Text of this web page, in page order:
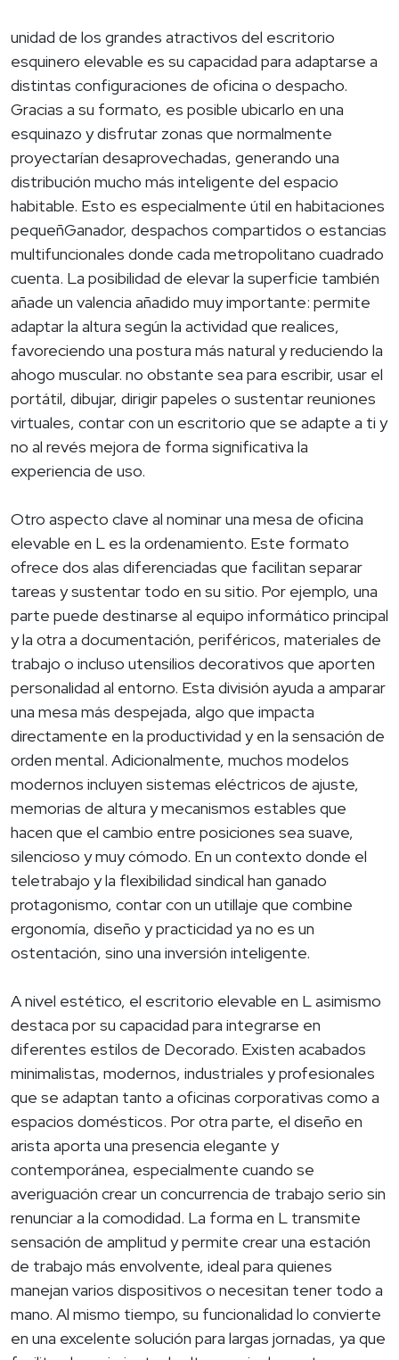
unidad de los grandes atractivos del escritorio
esquinero elevable es su capacidad para adaptarse a
distintas configuraciones de oficina o despacho.
Gracias a su formato, es posible ubicarlo en una
esquinazo y disfrutar zonas que normalmente
proyectarían desaprovechadas, generando una
distribución mucho más inteligente del espacio
habitable. Esto es especialmente útil en habitaciones
pequeñGanador, despachos compartidos o estancias
multifuncionales donde cada metropolitano cuadrado
cuenta. La posibilidad de elevar la superficie también
añade un valencia añadido muy importante: permite
adaptar la altura según la actividad que realices,
favoreciendo una postura más natural y reduciendo la
ahogo muscular. no obstante sea para escribir, usar el
portátil, dibujar, dirigir papeles o sustentar reuniones
virtuales, contar con un escritorio que se adapte a ti y
no al revés mejora de forma significativa la
experiencia de uso.
Otro aspecto clave al nominar una mesa de oficina
elevable en L es la ordenamiento. Este formato
ofrece dos alas diferenciadas que facilitan separar
tareas y sustentar todo en su sitio. Por ejemplo, una
parte puede destinarse al equipo informático principal
y la otra a documentación, periféricos, materiales de
trabajo o incluso utensilios decorativos que aporten
personalidad al entorno. Esta división ayuda a amparar
una mesa más despejada, algo que impacta
directamente en la productividad y en la sensación de
orden mental. Adicionalmente, muchos modelos
modernos incluyen sistemas eléctricos de ajuste,
memorias de altura y mecanismos estables que
hacen que el cambio entre posiciones sea suave,
silencioso y muy cómodo. En un contexto donde el
teletrabajo y la flexibilidad sindical han ganado
protagonismo, contar con un utillaje que combine
ergonomía, diseño y practicidad ya no es un
ostentación, sino una inversión inteligente.
A nivel estético, el escritorio elevable en L asimismo
destaca por su capacidad para integrarse en
diferentes estilos de Decorado. Existen acabados
minimalistas, modernos, industriales y profesionales
que se adaptan tanto a oficinas corporativas como a
espacios domésticos. Por otra parte, el diseño en
arista aporta una presencia elegante y
contemporánea, especialmente cuando se
averiguación crear un concurrencia de trabajo serio sin
renunciar a la comodidad. La forma en L transmite
sensación de amplitud y permite crear una estación
de trabajo más envolvente, ideal para quienes
manejan varios dispositivos o necesitan tener todo a
mano. Al mismo tiempo, su funcionalidad lo convierte
en una excelente solución para largas jornadas, ya que